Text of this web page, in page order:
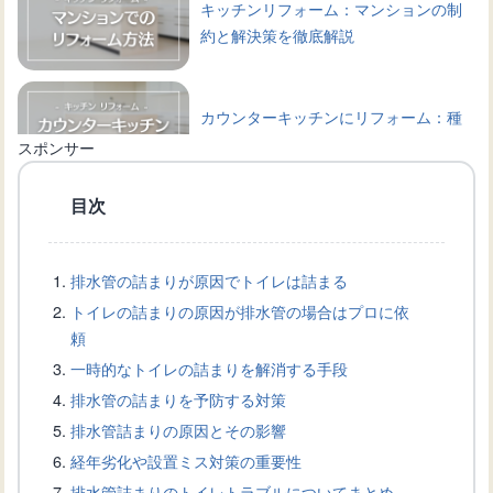
キッチンリフォーム：マンションの制
約と解決策を徹底解説
カウンターキッチンにリフォーム：種
インインとインテリア
方法・予防法を徹底解説
トイレの壁紙トラブル！カビが発生し
た際の除去方法と防止策
スポンサー
目次
排水管の詰まりが原因でトイレは詰まる
トイレの詰まりの原因が排水管の場合はプロに依
頼
一時的なトイレの詰まりを解消する手段
排水管の詰まりを予防する対策
排水管詰まりの原因とその影響
経年劣化や設置ミス対策の重要性